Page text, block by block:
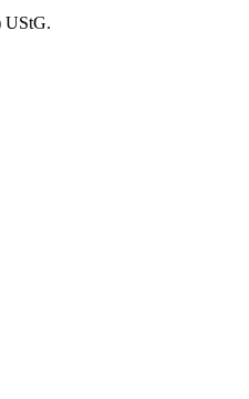
UStG.